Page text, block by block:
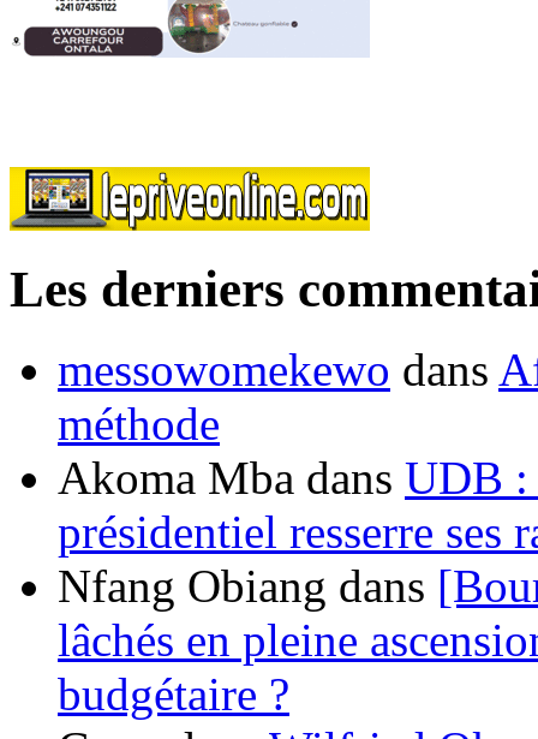
Les derniers
messowomekewo dans
méthode
Akoma Mba dans UDB :
présidentiel resserre ses
Nfang Obiang dans
lâchés en pleine
budgétaire ?